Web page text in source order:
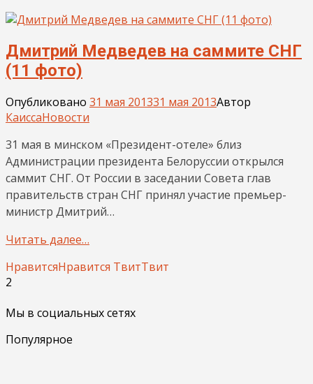
Дмитрий Медведев на саммите СНГ
(11 фото)
Опубликовано 31 мая 201331 мая 2013Автор
КаиссаНовости
31 мая в минском «Президент-отеле» близ
Администрации президента Белоруссии открылся
саммит СНГ. От России в заседании Совета глав
правительств стран СНГ принял участие премьер-
министр Дмитрий…
Читать далее…
НравитсяНравится ТвитТвит
2
Мы в социальных сетях
Популярное